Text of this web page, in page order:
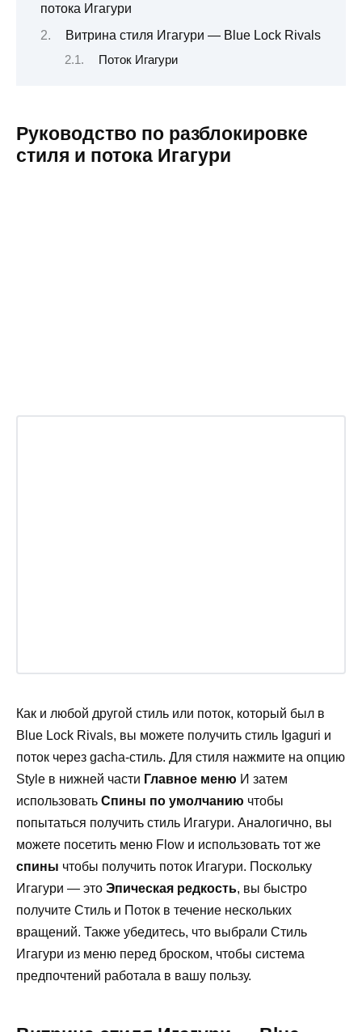
потока Игагури
Витрина стиля Игагури — Blue Lock Rivals
Поток Игагури
Руководство по разблокировке
стиля и потока Игагури
Как и любой другой стиль или поток, который был в
Blue Lock Rivals, вы можете получить стиль Igaguri и
поток через gacha-стиль. Для стиля нажмите на опцию
Style в нижней части Главное меню И затем
использовать Спины по умолчанию чтобы
попытаться получить стиль Игагури. Аналогично, вы
можете посетить меню Flow и использовать тот же
спины чтобы получить поток Игагури. Поскольку
Игагури — это Эпическая редкость, вы быстро
получите Стиль и Поток в течение нескольких
вращений. Также убедитесь, что выбрали Стиль
Игагури из меню перед броском, чтобы система
предпочтений работала в вашу пользу.